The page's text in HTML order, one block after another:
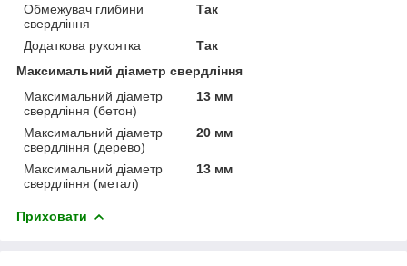
Обмежувач глибини
свердління
Так
Додаткова рукоятка
Так
Максимальний діаметр свердління
Максимальний діаметр
свердління (бетон)
13 мм
Максимальний діаметр
свердління (дерево)
20 мм
Максимальний діаметр
свердління (метал)
13 мм
Приховати